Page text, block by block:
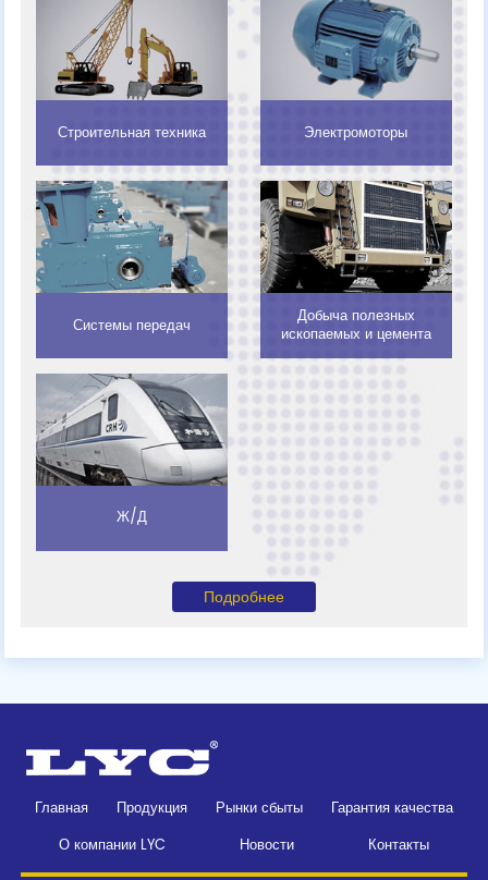
Строительная техника Электромоторы
Системы передач
Добыча полезных
ископаемых и цемента
Ж/Д
Подробнее
Главная Продукция Рынки сбыты
Гарантия качества
О компании LYC
Новости Контакты